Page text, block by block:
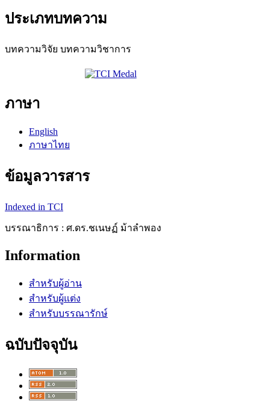
ประเภทบทความ
บทความวิจัย บทความวิชาการ
ภาษา
English
ภาษาไทย
ข้อมูลวารสาร
Indexed in TCI
บรรณาธิการ : ศ.ดร.ชเนษฏ์ ม้าลำพอง
Information
สำหรับผู้อ่าน
สำหรับผู้แต่ง
สำหรับบรรณารักษ์
ฉบับปัจจุบัน